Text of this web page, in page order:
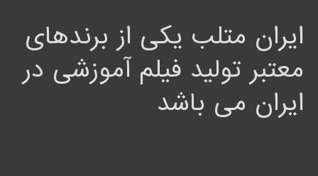
ایران متلب یکی از برندهای
معتبر تولید فیلم آموزشی در
ایران می باشد